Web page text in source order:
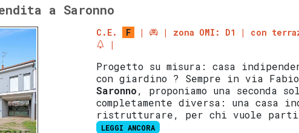
a Saronno
C.E. F zona OMI: D1 con
Progetto su misura: casa
con giardino ? Sempre in via
Saronno, proponiamo una seconda
completamente diversa: una casa
ristrutturare, per chi vuole
LEGGI ANCORA